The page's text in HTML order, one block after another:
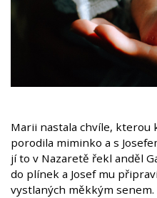
Marii nastala chvíle, kterou
porodila miminko a s
jí to v Nazaretě řekl anděl
do plínek a Josef mu
vystlaných měkkým senem.